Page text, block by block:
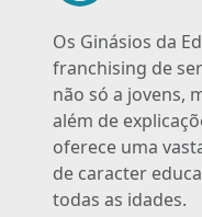
Os Ginásios da
franchising de
não só a jovens,
além de
oferece uma
de caracter
todas as idades.